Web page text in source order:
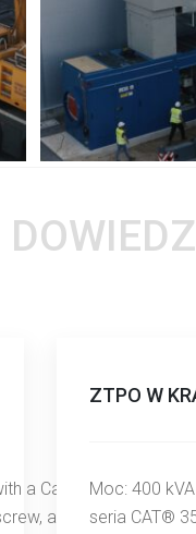
a Caterpillar M/E
and two C9.3
ZTPO W
Moc: 400
seria CAT®